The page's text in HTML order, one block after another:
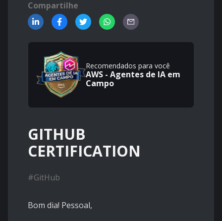
Compartilhe
Recomendados para você
AWS - Agentes de IA em
Campo
GITHUB
CERTIFICATION
#GitHub
Bom dia! Pessoal,